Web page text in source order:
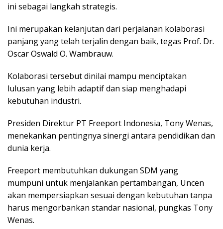
ini sebagai langkah strategis.
Ini merupakan kelanjutan dari perjalanan kolaborasi
panjang yang telah terjalin dengan baik, tegas Prof. Dr.
Oscar Oswald O. Wambrauw.
Kolaborasi tersebut dinilai mampu menciptakan
lulusan yang lebih adaptif dan siap menghadapi
kebutuhan industri.
Presiden Direktur PT Freeport Indonesia, Tony Wenas,
menekankan pentingnya sinergi antara pendidikan dan
dunia kerja.
Freeport membutuhkan dukungan SDM yang
mumpuni untuk menjalankan pertambangan, Uncen
akan mempersiapkan sesuai dengan kebutuhan tanpa
harus mengorbankan standar nasional, pungkas Tony
Wenas.